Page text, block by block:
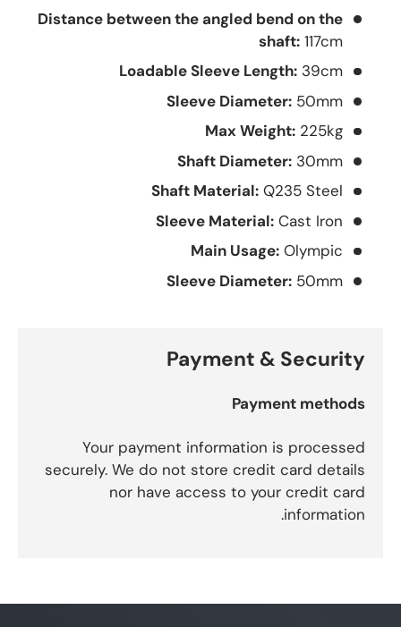
Distance between the angled bend on the
shaft:117cm
Loadable Sleeve Length:39cm
Sleeve Diameter:50mm
Max Weight:225kg
Shaft Diameter:30mm
Shaft Material:Q235 Steel
Sleeve Material:Cast Iron
Main Usage:Olympic
Sleeve Diameter:50mm
Payment & Security
Payment methods
Your payment information is processed
securely. We do not store credit card details
nor have access to your credit card
information.